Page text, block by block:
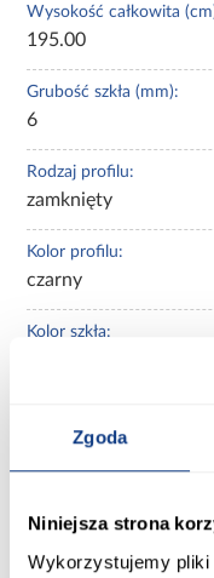
Zgoda
Niniejsza strona
Wykorzystujemy
Wysokość całkowita
195.00
Grubość szkła (mm):
6
Rodzaj profilu:
zamknięty
Kolor profilu:
czarny
Kolor szkła:
Tak
Regulacja na profilu